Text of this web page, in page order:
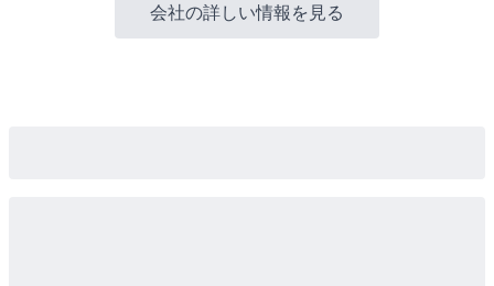
会社の詳しい情報を見る